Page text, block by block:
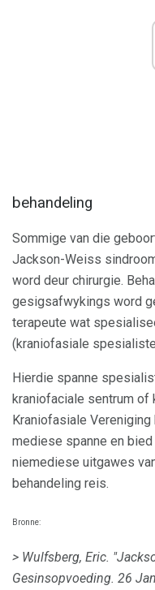
behandeling
Sommige van die
Jackson-Weiss
word deur chirurgie.
gesigsafwykings word
terapeute wat
(kraniofasiale
Hierdie spanne
kraniofaciale sentrum of
Kraniofasiale
mediese spanne en
niemediese uitgawes
behandeling reis.
Bronne:
> Wulfsberg, Eric.
Gesinsopvoeding. 26